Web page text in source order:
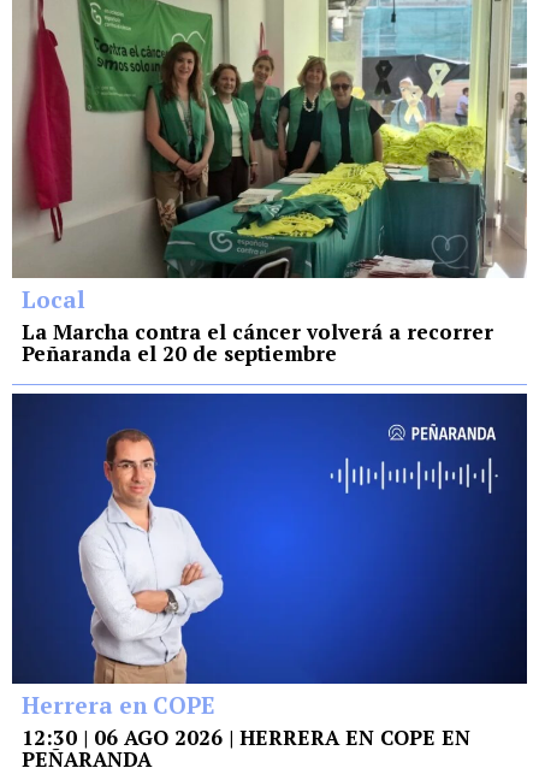
Local
La Marcha contra el cáncer volverá a recorrer
Peñaranda el 20 de septiembre
Herrera en COPE
12:30 | 06 AGO 2026 | HERRERA EN COPE EN
PEÑARANDA